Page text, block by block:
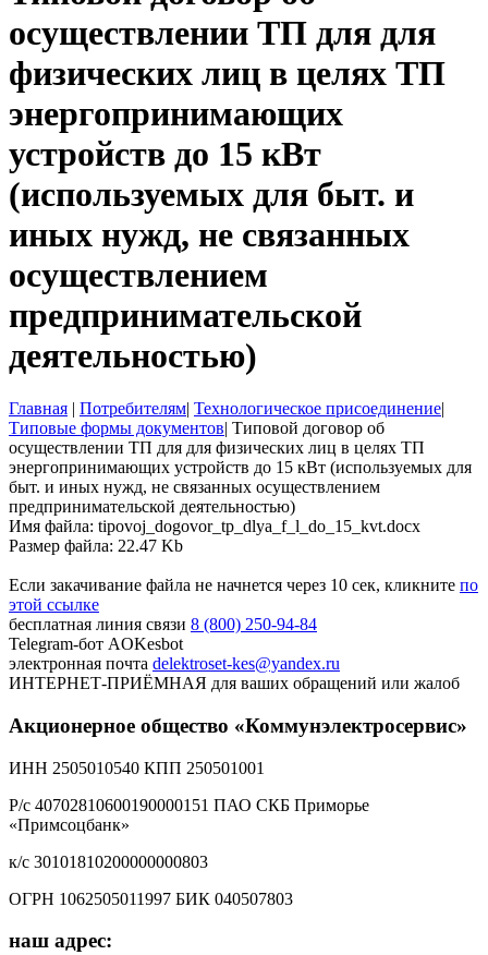
осуществлении ТП для для
физических лиц в целях ТП
энергопринимающих
устройств до 15 кВт
(используемых для быт. и
иных нужд, не связанных
осуществлением
предпринимательской
деятельностью)
Главная | Потребителям| Технологическое присоединение|
Типовые формы документов| Типовой договор об
осуществлении ТП для для физических лиц в целях ТП
энергопринимающих устройств до 15 кВт (используемых для
быт. и иных нужд, не связанных осуществлением
предпринимательской деятельностью)
Имя файла: tipovoj_dogovor_tp_dlya_f_l_do_15_kvt.docx
Размер файла: 22.47 Kb
Если закачивание файла не начнется через 10 сек, кликните по
этой ссылке
бесплатная линия связи 8 (800) 250-94-84
Telegram-бот AOKesbot
электронная почта delektroset-kes@yandex.ru
ИНТЕРНЕТ-ПРИЁМНАЯ для ваших обращений или жалоб
Акционерное общество «Коммунэлектросервис»
ИНН 2505010540 КПП 250501001
Р/с 40702810600190000151 ПАО СКБ Приморье
«Примсоцбанк»
к/с 30101810200000000803
ОГРН 1062505011997 БИК 040507803
наш адрес: